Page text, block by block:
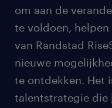
om aan de
te voldoen,
van Randstad
nieuwe
te ontdekken. Het
talentstrategie die